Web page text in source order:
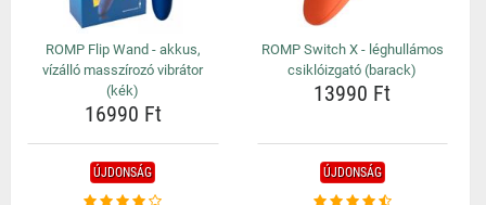
ROMP Flip Wand - akkus,
vízálló masszírozó vibrátor
(kék)
16990 Ft
ROMP Switch X - léghullámos
csiklóizgató (barack)
13990 Ft
ÚJDONSÁG ÚJDONSÁG